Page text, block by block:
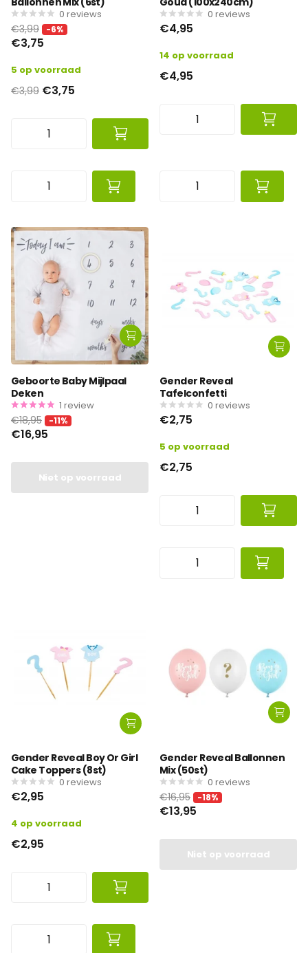
0 reviews
€3,99 -6%
€3,75
5 op voorraad
€3,99 €3,75
0 reviews
€4,95
14 op voorraad
€4,95
Geboorte Baby Mijlpaal
Deken
1 review
€18,95 -11%
€16,95
Niet op voorraad
Gender Reveal
Tafelconfetti
0 reviews
€2,75
5 op voorraad
€2,75
Gender Reveal Boy Or Girl
Cake Toppers (8st)
0 reviews
€2,95
4 op voorraad
€2,95
Gender Reveal Ballonnen
Mix (50st)
0 reviews
€16,95 -18%
€13,95
Niet op voorraad